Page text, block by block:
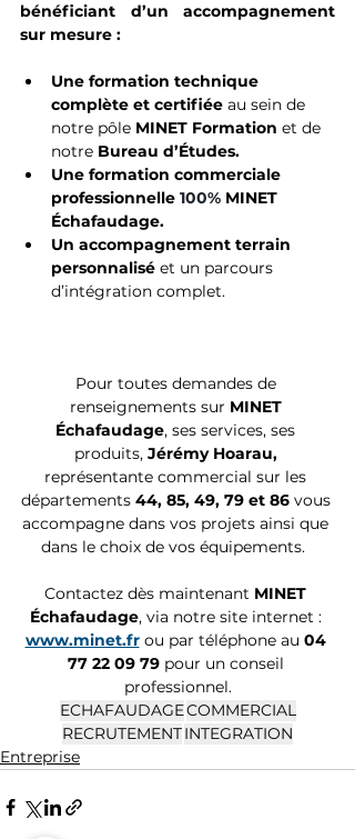
bénéficiant d’un accompagnement
sur mesure :
Une formation technique
complète et certifiée au sein de
notre pôle MINET Formation et de
notre Bureau d’Études.
Une formation commerciale
professionnelle 100% MINET
Échafaudage.
Un accompagnement terrain
personnalisé et un parcours
d’intégration complet.
Pour toutes demandes de
renseignements sur MINET
Échafaudage, ses services, ses
produits, Jérémy Hoarau,
représentante commercial sur les
départements 44, 85, 49, 79 et 86 vous
accompagne dans vos projets ainsi que
dans le choix de vos équipements.
Contactez dès maintenant MINET
Échafaudage, via notre site internet :
www.minet.fr ou par téléphone au 04
77 22 09 79 pour un conseil
professionnel.
ECHAFAUDAGECOMMERCIAL
RECRUTEMENTINTEGRATION
Entreprise